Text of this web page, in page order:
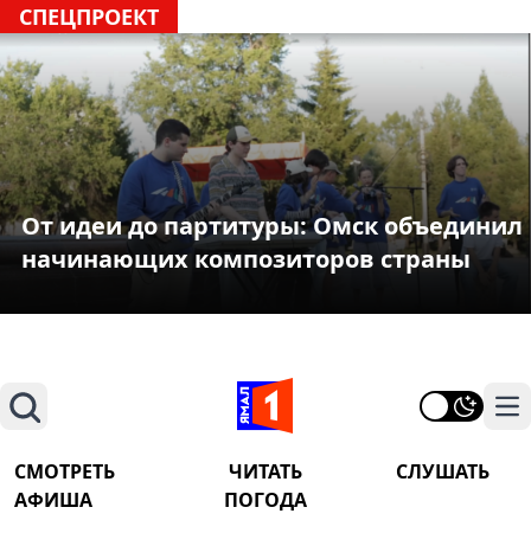
СПЕЦПРОЕКТ
От идеи до партитуры: Омск объединил
начинающих композиторов страны
Поиск
СМОТРЕТЬ ЧИТАТЬ
СЛУШАТЬ
АФИША
ПОГОДА